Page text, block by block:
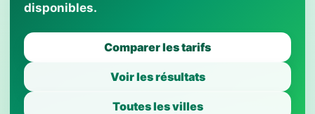
disponibles.
Comparer les tarifs
Voir les résultats
Toutes les villes